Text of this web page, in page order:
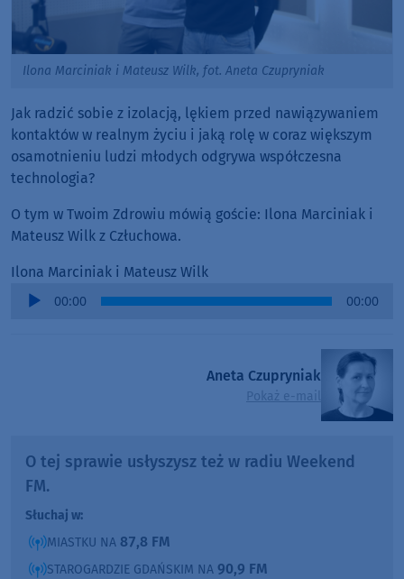
Ilona Marciniak i Mateusz Wilk, fot. Aneta Czupryniak
Jak radzić sobie z izolacją, lękiem przed nawiązywaniem
kontaktów w realnym życiu i jaką rolę w coraz większym
osamotnieniu ludzi młodych odgrywa współczesna
technologia?
O tym w Twoim Zdrowiu mówią goście: Ilona Marciniak i
Mateusz Wilk z Człuchowa.
Ilona Marciniak i Mateusz Wilk
Audio
00:00 00:00
Aneta Czupryniak
Pokaż e-mail
O tej sprawie usłyszysz też w radiu Weekend
FM.
Słuchaj w:
MIASTKU NA 87,8 FM
STAROGARDZIE GDAŃSKIM NA 90,9 FM